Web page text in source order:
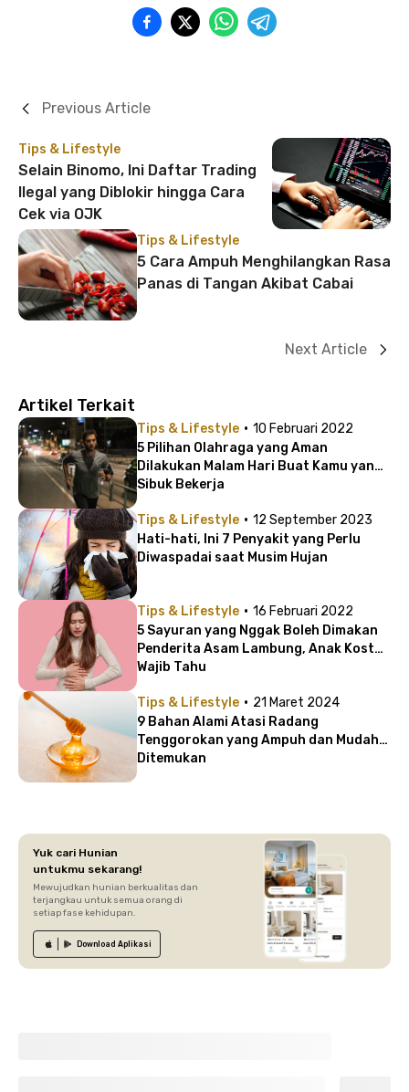
Tips & Lifestyle
Selain Binomo, Ini Daftar Trading
Ilegal yang Diblokir hingga Cara
Cek via OJK
Previous Article
Tips & Lifestyle
5 Cara Ampuh Menghilangkan Rasa
Panas di Tangan Akibat Cabai
Next Article
Artikel Terkait
Tips & Lifestyle · 10 Februari 2022
5 Pilihan Olahraga yang Aman
Dilakukan Malam Hari Buat Kamu yang
Sibuk Bekerja
Tips & Lifestyle · 12 September 2023
Hati-hati, Ini 7 Penyakit yang Perlu
Diwaspadai saat Musim Hujan
Tips & Lifestyle · 16 Februari 2022
5 Sayuran yang Nggak Boleh Dimakan
Penderita Asam Lambung, Anak Kost
Wajib Tahu
Tips & Lifestyle · 21 Maret 2024
9 Bahan Alami Atasi Radang
Tenggorokan yang Ampuh dan Mudah
Ditemukan
Yuk cari Hunian
untukmu sekarang!
Mewujudkan hunian berkualitas dan
terjangkau untuk semua orang di
setiap fase kehidupan.
Download Aplikasi